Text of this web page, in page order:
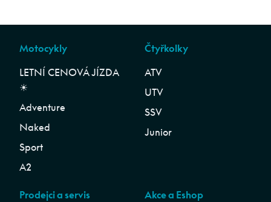
Motocykly
LETNÍ CENOVÁ JÍZDA
☀︎
Adventure
Naked
Sport
A2
Čtyřkolky
ATV
UTV
SSV
Junior
Prodejci a servis
Akce a Eshop